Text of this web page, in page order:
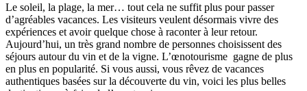
Le soleil, la plage, la mer… tout cela ne suffit plus pour passer
d’agréables vacances. Les visiteurs veulent désormais vivre des
expériences et avoir quelque chose à raconter à leur retour.
Aujourd’hui, un très grand nombre de personnes choisissent des
séjours autour du vin et de la vigne. L’œnotourisme gagne de plus
en plus en popularité. Si vous aussi, vous rêvez de vacances
authentiques basées sur la découverte du vin, voici les plus belles